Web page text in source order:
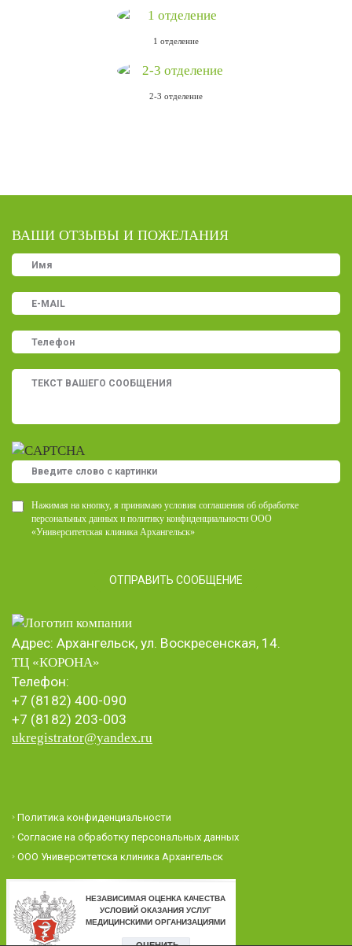
1 отделение
2-3 отделение
ВАШИ ОТЗЫВЫ И ПОЖЕЛАНИЯ
Нажимая на кнопку, я принимаю условия соглашения об обработке
персональных данных и политику конфиденциальности ООО
«Университетская клиника Архангельск»
Адрес: Архангельск, ул. Воскресенская, 14.
ТЦ «КОРОНА»
Телефон:
+7 (8182) 400-090
+7 (8182) 203-003
ukregistrator@yandex.ru
Политика конфиденциальности
Согласие на обработку персональных данных
ООО Университетска клиника Архангельск